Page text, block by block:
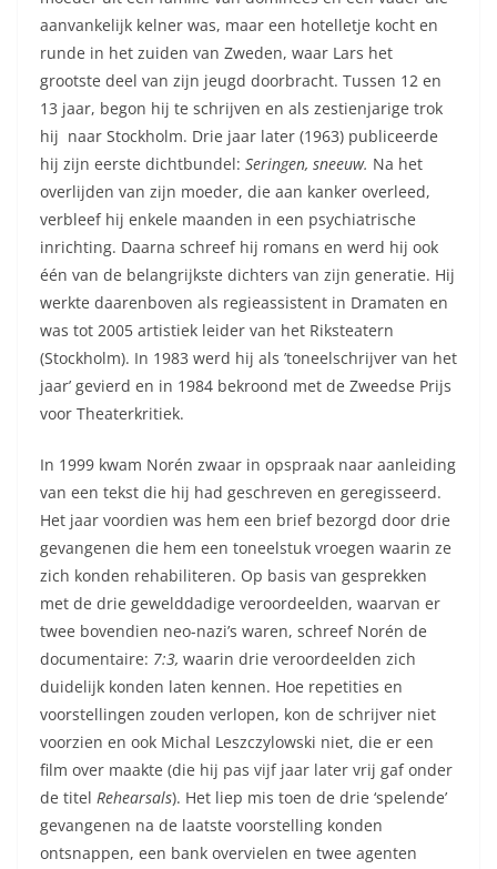
aanvankelijk kelner was, maar een hotelletje kocht en
runde in het zuiden van Zweden, waar Lars het
grootste deel van zijn jeugd doorbracht. Tussen 12 en
13 jaar, begon hij te schrijven en als zestienjarige trok
hij naar Stockholm. Drie jaar later (1963) publiceerde
hij zijn eerste dichtbundel: Seringen, sneeuw. Na het
overlijden van zijn moeder, die aan kanker overleed,
verbleef hij enkele maanden in een psychiatrische
inrichting. Daarna schreef hij romans en werd hij ook
één van de belangrijkste dichters van zijn generatie. Hij
werkte daarenboven als regieassistent in Dramaten en
was tot 2005 artistiek leider van het Riksteatern
(Stockholm). In 1983 werd hij als ’toneelschrijver van het
jaar’ gevierd en in 1984 bekroond met de Zweedse Prijs
voor Theaterkritiek.
In 1999 kwam Norén zwaar in opspraak naar aanleiding
van een tekst die hij had geschreven en geregisseerd.
Het jaar voordien was hem een brief bezorgd door drie
gevangenen die hem een toneelstuk vroegen waarin ze
zich konden rehabiliteren. Op basis van gesprekken
met de drie gewelddadige veroordeelden, waarvan er
twee bovendien neo-nazi’s waren, schreef Norén de
documentaire: 7:3, waarin drie veroordeelden zich
duidelijk konden laten kennen. Hoe repetities en
voorstellingen zouden verlopen, kon de schrijver niet
voorzien en ook Michal Leszczylowski niet, die er een
film over maakte (die hij pas vijf jaar later vrij gaf onder
de titel Rehearsals). Het liep mis toen de drie ‘spelende’
gevangenen na de laatste voorstelling konden
ontsnappen, een bank overvielen en twee agenten